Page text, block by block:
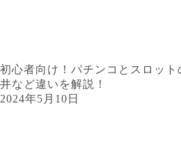
初心者向け！パチンコとスロッ
井など違いを解説！
2024年5月10日